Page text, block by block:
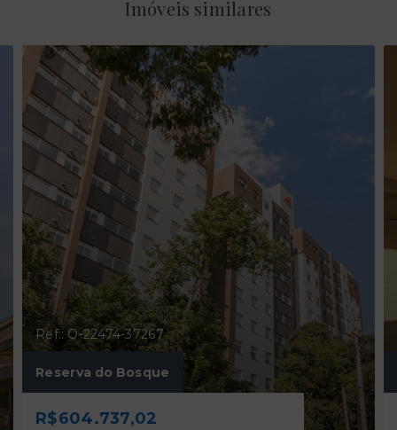
Imóveis similares
Ref.: O-22474-37267
Reserva do Bosque
R$604.737,02